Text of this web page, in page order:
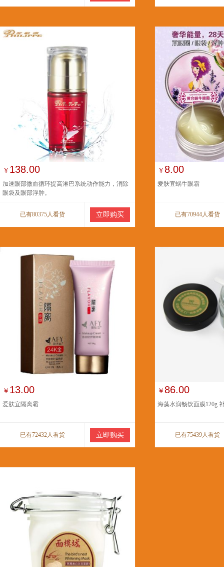
￥ 138.00
加速眼部微血循环提高淋巴系统动作能力，消除
眼袋及眼部浮肿。
已有80375人看货 立即购买
￥ 8.00
爱肤宜蜗牛眼霜
已有70944人看货
￥ 13.00
爱肤宜隔离霜
已有72432人看货 立即购买
￥ 86.00
海藻水润畅饮面膜120g
已有75439人看货